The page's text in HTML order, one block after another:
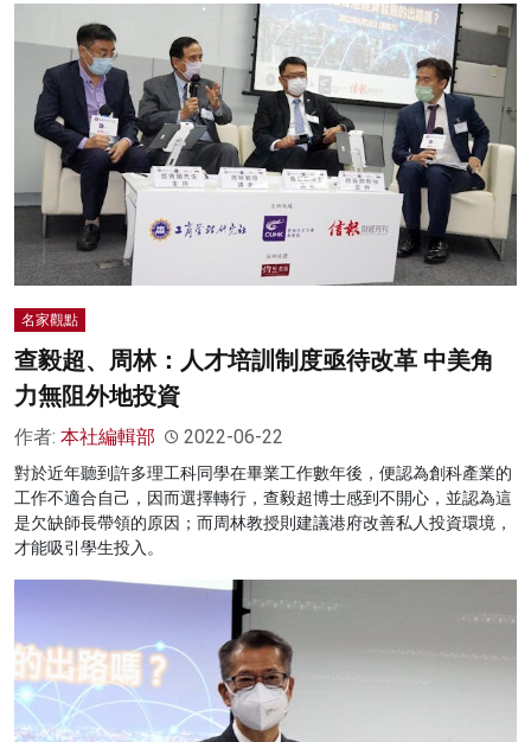
名家觀點
查毅超、周林：人才培訓制度亟待改革 中美角
力無阻外地投資
作者: 本社編輯部 2022-06-22
對於近年聽到許多理工科同學在畢業工作數年後，便認為創科產業的
工作不適合自己，因而選擇轉行，查毅超博士感到不開心，並認為這
是欠缺師長帶領的原因；而周林教授則建議港府改善私人投資環境，
才能吸引學生投入。